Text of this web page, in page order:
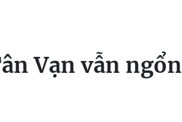
Vạn vẫn ngổn